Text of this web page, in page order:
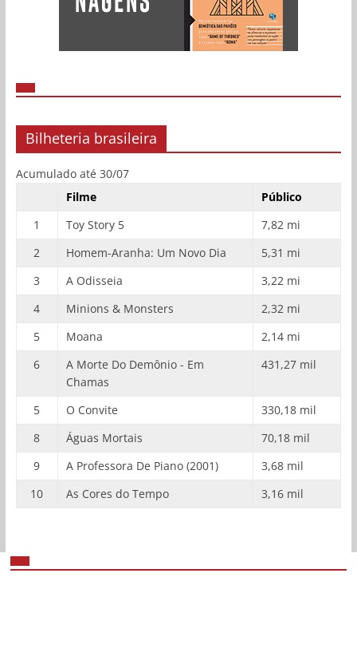
Bilheteria brasileira
Acumulado até 30/07
Filme
Público
1
Toy Story 5
7,82 mi
2
Homem-Aranha: Um Novo Dia
5,31 mi
3
A Odisseia
3,22 mi
4
Minions & Monsters
2,32 mi
5
Moana
2,14 mi
6
A Morte Do Demônio - Em
Chamas
431,27 mil
5 O Convite
330,18 mil
8
Águas Mortais
70,18 mil
9
A Professora De Piano (2001)
3,68 mil
10
As Cores do Tempo 3,16 mil